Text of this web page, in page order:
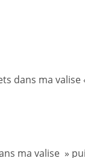
dans ma
ma valise »